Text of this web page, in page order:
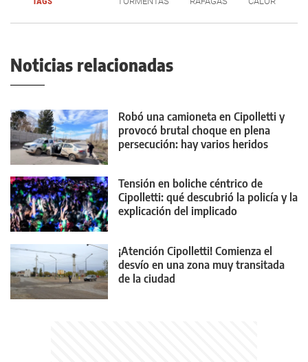
Noticias relacionadas
Robó una camioneta en Cipolletti y
provocó brutal choque en plena
persecución: hay varios heridos
Tensión en boliche céntrico de
Cipolletti: qué descubrió la policía y la
explicación del implicado
¡Atención Cipolletti! Comienza el
desvío en una zona muy transitada
de la ciudad